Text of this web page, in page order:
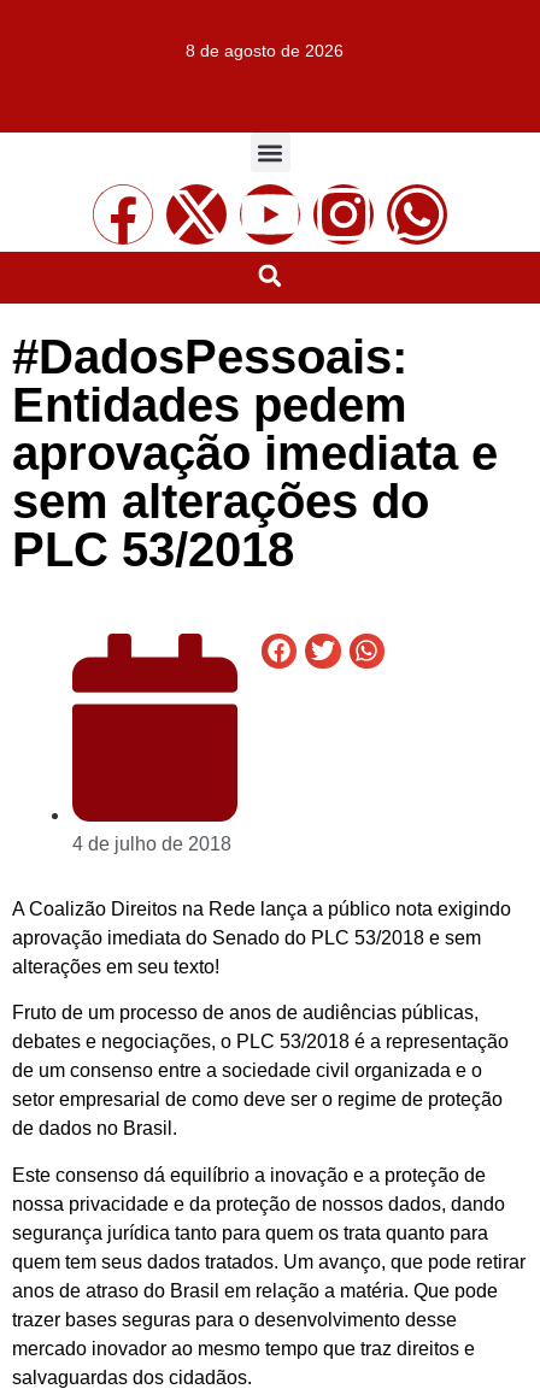
8 de agosto de 2026
#DadosPessoais:
Entidades pedem
aprovação imediata e
sem alterações do
PLC 53/2018
4 de julho de 2018
A Coalizão Direitos na Rede lança a público nota exigindo
aprovação imediata do Senado do PLC 53/2018 e sem
alterações em seu texto!
Fruto de um processo de anos de audiências públicas,
debates e negociações, o PLC 53/2018 é a representação
de um consenso entre a sociedade civil organizada e o
setor empresarial de como deve ser o regime de proteção
de dados no Brasil.
Este consenso dá equilíbrio a inovação e a proteção de
nossa privacidade e da proteção de nossos dados, dando
segurança jurídica tanto para quem os trata quanto para
quem tem seus dados tratados. Um avanço, que pode retirar
anos de atraso do Brasil em relação a matéria. Que pode
trazer bases seguras para o desenvolvimento desse
mercado inovador ao mesmo tempo que traz direitos e
salvaguardas dos cidadãos.